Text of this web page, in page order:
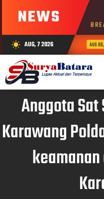
NEWS
wb_sunny AUG, 7 2026 AUG
Anggota
Karawang